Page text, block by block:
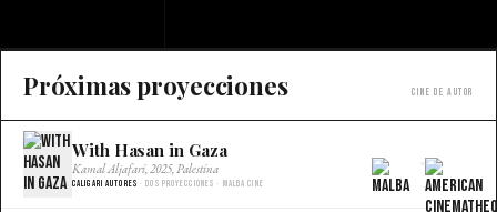
Próximas proyecciones Cine de autor
With Hasan in Gaza
Kamal Aljafari, 2025, Palestina
Caligari Autores · Dos proyecciones · Malba Cine
×